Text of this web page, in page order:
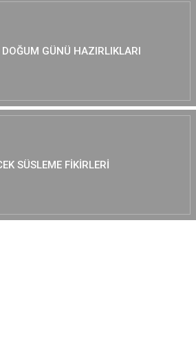
DOĞUM GÜNÜ HAZIRLIKLARI
SÜSLEME FIKIRLERI